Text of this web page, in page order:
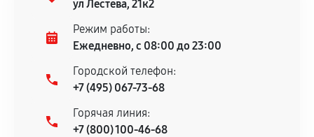
центром.
остается на стороне производителя или
продавца. За качество сторонних деталей
сервисный центр ответственности не несет.
ул Лестева, 21к2
Режим работы:
Ежедневно, с 08:00 до 23:00
Городской телефон:
+7 (495) 067-73-68
Горячая линия:
+7 (800) 100-46-68